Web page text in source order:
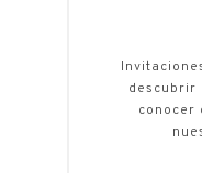
descubrir
conocer